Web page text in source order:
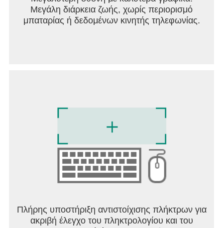
Μεγάλη διάρκεια ζωής, χωρίς περιορισμό
μπαταρίας ή δεδομένων κινητής τηλεφωνίας.
Πλήρης υποστήριξη αντιστοίχισης πλήκτρων για
ακριβή έλεγχο του πληκτρολογίου και του